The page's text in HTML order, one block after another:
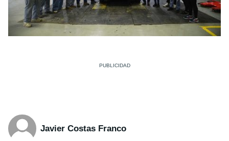
Javier Costas Franco